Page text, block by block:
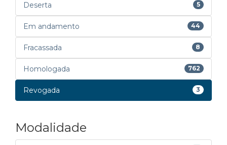
Deserta 5
Em andamento 44
Fracassada 8
Homologada 762
Revogada 3
Modalidade